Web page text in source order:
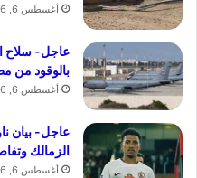
أغسطس 6, 2026
عاجل- سلاح
بالوقود من
أغسطس 6, 2026
عاجل- بيان
الزمالك
أغسطس 6, 2026